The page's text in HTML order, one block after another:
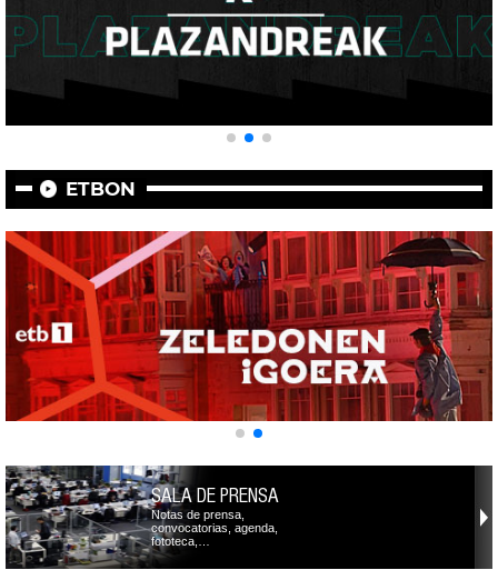
ETBON
SALA DE PRENSA
Notas de prensa,
convocatorias, agenda,
fototeca,…